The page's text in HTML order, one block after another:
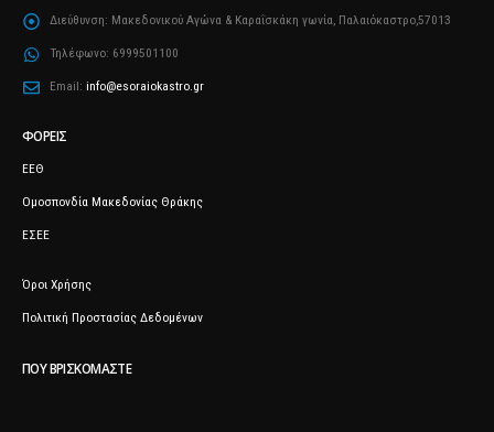
Διεύθυνση: Μακεδονικού Αγώνα & Καραΐσκάκη γωνία, Παλαιόκαστρο,57013
Τηλέφωνο: 6999501100
Email: info@esoraiokastro.gr
ΦΟΡΕΊΣ
ΕΕΘ
Ομοσπονδία Μακεδονίας Θράκης
ΕΣΕΕ
Όροι Χρήσης
Πολιτική Προστασίας Δεδομένων
ΠΟΥ ΒΡΙΣΚΌΜΑΣΤΕ